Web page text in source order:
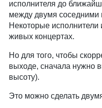
исполнителя до
между двумя
Некоторые исполнители
живых концертах.
Но для того, чтобы
выходе, сначала нужно
высоту).
Это можно сделать